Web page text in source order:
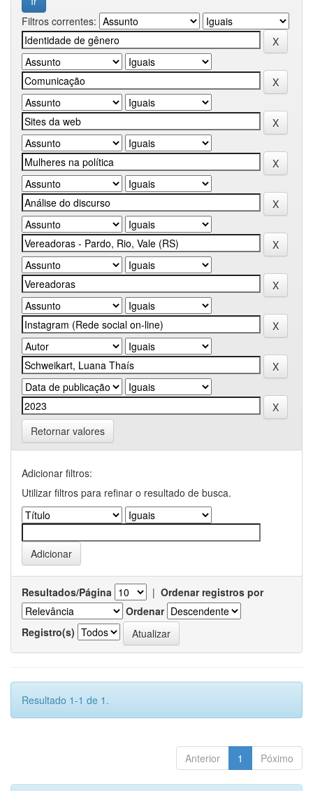
Filtros correntes:
Retornar valores
Adicionar filtros:
Utilizar filtros para refinar o resultado de busca.
Resultados/Página | Ordenar registros por
Ordenar
Registro(s)
Resultado 1-1 de 1.
Anterior 1 Póximo